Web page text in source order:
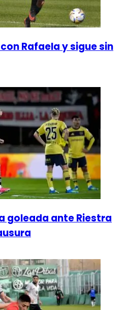
Rafaela y sigue sin
goleada ante Riestra